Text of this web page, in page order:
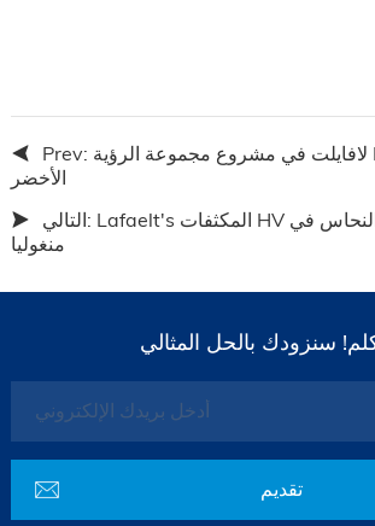
Prev: لافايلت في مشروع مجموعة الرؤية P1 -تمكين الابتكار
الأخضر
التالي: Lafaelt's المكثفات HV لشاحنات مناجم النحاس في
منغوليا
سنزودك بالحل المثالي